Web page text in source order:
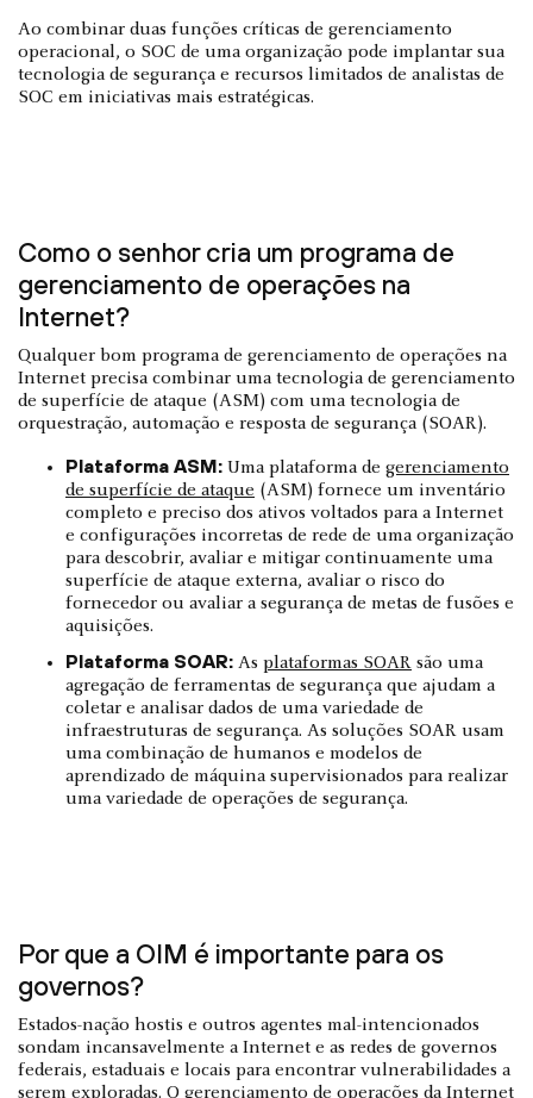
Ao combinar duas funções críticas de gerenciamento
operacional, o SOC de uma organização pode implantar sua
tecnologia de segurança e recursos limitados de analistas de
SOC em iniciativas mais estratégicas.
Como o senhor cria um programa de
gerenciamento de operações na
Internet?
Qualquer bom programa de gerenciamento de operações na
Internet precisa combinar uma tecnologia de gerenciamento
de superfície de ataque (ASM) com uma tecnologia de
orquestração, automação e resposta de segurança (SOAR).
Plataforma ASM: Uma plataforma de gerenciamento
de superfície de ataque (ASM) fornece um inventário
completo e preciso dos ativos voltados para a Internet
e configurações incorretas de rede de uma organização
para descobrir, avaliar e mitigar continuamente uma
superfície de ataque externa, avaliar o risco do
fornecedor ou avaliar a segurança de metas de fusões e
aquisições.
Plataforma SOAR: As plataformas SOAR são uma
agregação de ferramentas de segurança que ajudam a
coletar e analisar dados de uma variedade de
infraestruturas de segurança. As soluções SOAR usam
uma combinação de humanos e modelos de
aprendizado de máquina supervisionados para realizar
uma variedade de operações de segurança.
Por que a OIM é importante para os
governos?
Estados-nação hostis e outros agentes mal-intencionados
sondam incansavelmente a Internet e as redes de governos
federais, estaduais e locais para encontrar vulnerabilidades a
serem exploradas. O gerenciamento de operações da Internet